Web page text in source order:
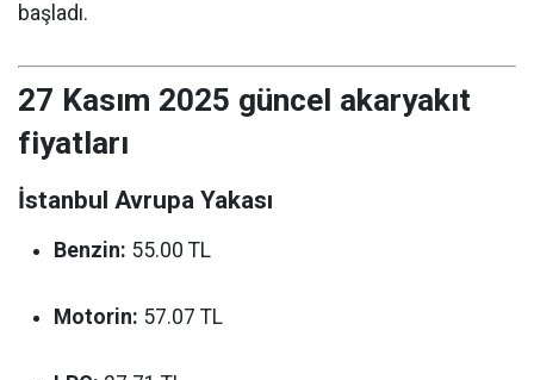
başladı.
27 Kasım 2025 güncel akaryakıt
fiyatları
İstanbul Avrupa Yakası
Benzin: 55.00 TL
Motorin: 57.07 TL